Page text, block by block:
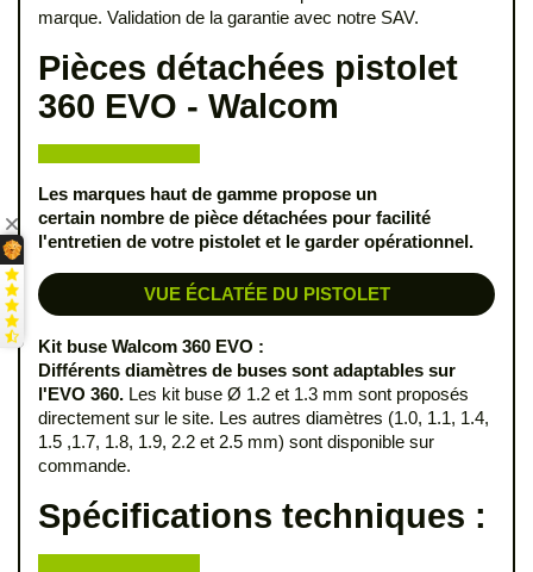
marque. Validation de la garantie avec notre SAV.
Pièces détachées pistolet
360 EVO - Walcom
Les marques haut de gamme propose un
certain nombre de pièce détachées pour facilité
l'entretien de votre pistolet et le garder opérationnel.
VUE ÉCLATÉE DU PISTOLET
Kit buse Walcom 360 EVO :
Différents diamètres de buses sont adaptables sur
l'EVO 360. Les kit buse Ø 1.2 et 1.3 mm sont proposés
directement sur le site. Les autres diamètres (1.0, 1.1, 1.4,
1.5 ,1.7, 1.8, 1.9, 2.2 et 2.5 mm) sont disponible sur
commande.
Spécifications techniques :